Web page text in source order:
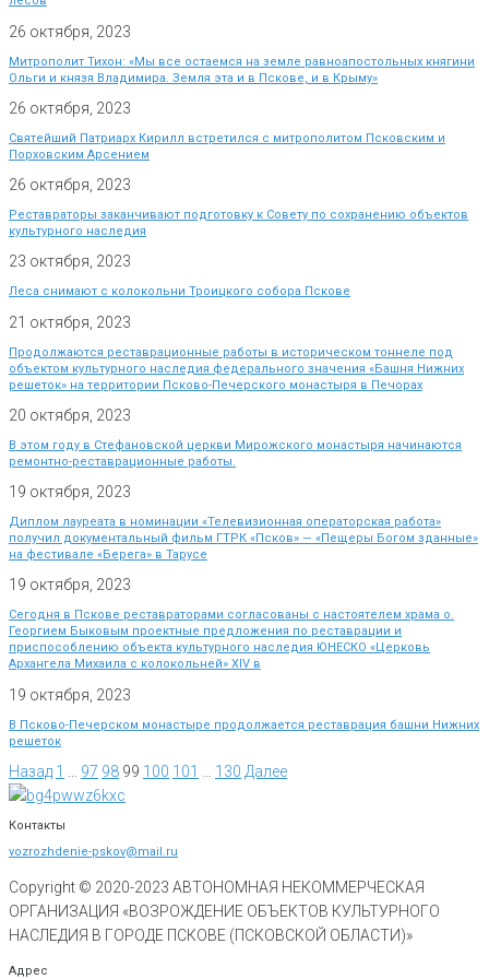
26 октября, 2023
Митрополит Тихон: «Мы все остаемся на земле равноапостольных княгини
Ольги и князя Владимира. Земля эта и в Пскове, и в Крыму»
26 октября, 2023
Святейший Патриарх Кирилл встретился с митрополитом Псковским и
Порховским Арсением
26 октября, 2023
Реставраторы заканчивают подготовку к Совету по сохранению объектов
культурного наследия
23 октября, 2023
Леса снимают с колокольни Троицкого собора Пскове
21 октября, 2023
Продолжаются реставрационные работы в историческом тоннеле под
объектом культурного наследия федерального значения «Башня Нижних
решеток» на территории Псково-Печерского монастыря в Печорах
20 октября, 2023
В этом году в Стефановской церкви Мирожского монастыря начинаются
ремонтно-реставрационные работы.
19 октября, 2023
Диплом лауреата в номинации «Телевизионная операторская работа»
получил документальный фильм ГТРК «Псков» — «Пещеры Богом зданные»
на фестивале «Берега» в Тарусе
19 октября, 2023
Сегодня в Пскове реставраторами согласованы с настоятелем храма о.
Георгием Быковым проектные предложения по реставрации и
приспособлению объекта культурного наследия ЮНЕСКО «Церковь
Архангела Михаила с колокольней» XIV в
19 октября, 2023
В Псково-Печерском монастыре продолжается реставрация башни Нижних
решеток
Назад 1 97 98 99 100 101 130 Далее
Контакты
vozrozhdenie-pskov@mail.ru
Copyright © 2020-2023 АВТОНОМНАЯ НЕКОММЕРЧЕСКАЯ
ОРГАНИЗАЦИЯ «ВОЗРОЖДЕНИЕ ОБЪЕКТОВ КУЛЬТУРНОГО
НАСЛЕДИЯ В ГОРОДЕ ПСКОВЕ (ПСКОВСКОЙ ОБЛАСТИ)»
Адрес